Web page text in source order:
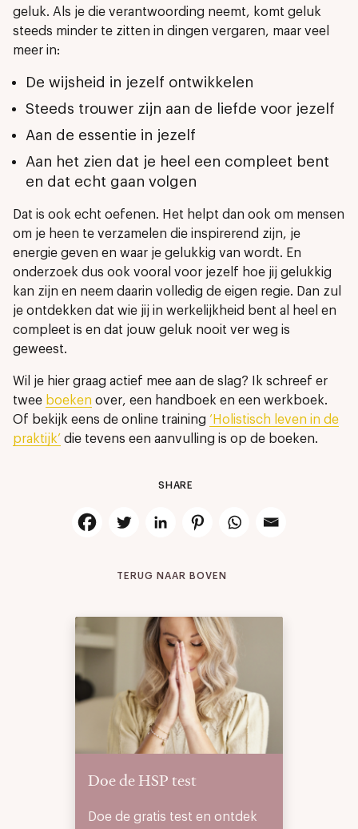
geluk. Als je die verantwoording neemt, komt geluk
steeds minder te zitten in dingen vergaren, maar veel
meer in:
De wijsheid in jezelf ontwikkelen
Steeds trouwer zijn aan de liefde voor jezelf
Aan de essentie in jezelf
Aan het zien dat je heel een compleet bent
en dat echt gaan volgen
Dat is ook echt oefenen. Het helpt dan ook om mensen
om je heen te verzamelen die inspirerend zijn, je
energie geven en waar je gelukkig van wordt. En
onderzoek dus ook vooral voor jezelf hoe jij gelukkig
kan zijn en neem daarin volledig de eigen regie. Dan zul
je ontdekken dat wie jij in werkelijkheid bent al heel en
compleet is en dat jouw geluk nooit ver weg is
geweest.
Wil je hier graag actief mee aan de slag? Ik schreef er
twee boeken over, een handboek en een werkboek.
Of bekijk eens de online training ‘Holistisch leven in de
praktijk’ die tevens een aanvulling is op de boeken.
SHARE
TERUG NAAR BOVEN
Doe de HSP test
Doe de gratis test en ontdek